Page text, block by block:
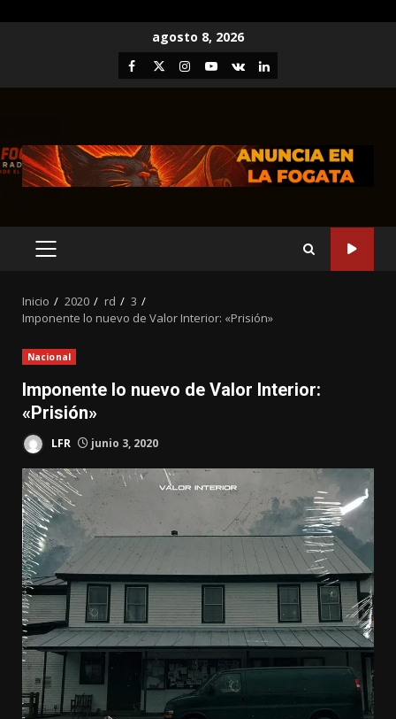
agosto 8, 2026
Facebook
TwitterInstagram
Youtube
VK LinkedIn
MENÚ
Inicio 2020 rd
3
Imponente lo nuevo de Valor Interior: «Prisión»
Nacional
Imponente lo nuevo de Valor Interior:
«Prisión»
LFR junio 3, 2020